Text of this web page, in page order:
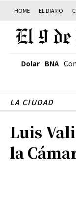
HOME EL DIARIO
Dolar BNA
LA CIUDAD
Luis
la